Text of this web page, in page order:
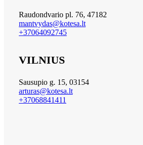
Raudondvario pl. 76, 47182
mantvydas@kotesa.lt
+37064092745
VILNIUS
Sausupio g. 15, 03154
arturas@kotesa.lt
+37068841411